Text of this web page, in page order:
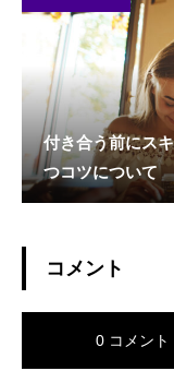
付き合う前にス
つコツについて
コメント
0 コメント